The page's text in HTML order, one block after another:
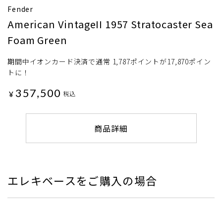
Fender
American VintageII 1957 Stratocaster Sea
Foam Green
期間中イオンカード決済で通常 1,787ポイントが17,870ポイン
トに！
¥ 357,500 税込
商品詳細
エレキベースをご購入の場合